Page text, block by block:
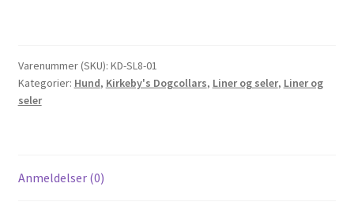
-
140
cm
Varenummer (SKU): KD-SL8-01
Kategorier: Hund, Kirkeby's Dogcollars, Liner og seler, Liner og
seler
Anmeldelser (0)